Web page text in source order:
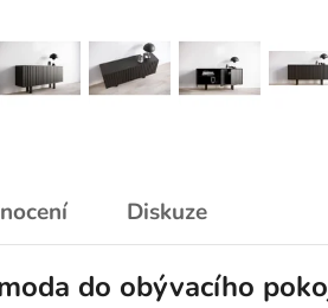
Diskuze
do obývacího